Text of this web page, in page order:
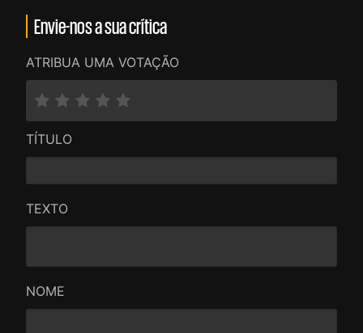
Envie-nos a sua crítica
ATRIBUA UMA VOTAÇÃO
TÍTULO
TEXTO
NOME